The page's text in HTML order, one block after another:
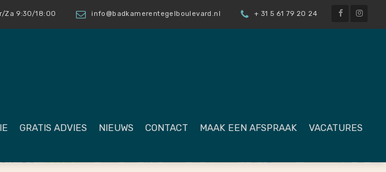
Za 9:30/18:00 info@badkamerentegelboulevard.nl + 31 5 61 79 20 24
GRATIS ADVIES NIEUWS CONTACT MAAK EEN AFSPRAAK VACATURES